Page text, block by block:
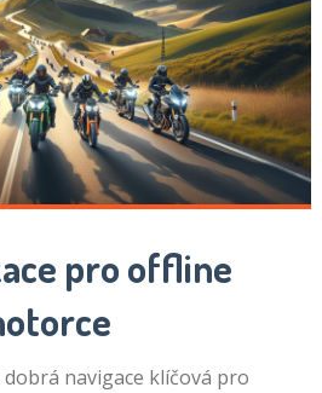
pro offline
navigace klíčová pro